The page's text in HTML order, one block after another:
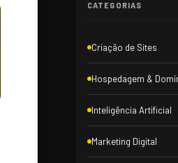
CATEGORIAS
Criação de Sites
Hospedagem &
Inteligência Artificial
Marketing Digital